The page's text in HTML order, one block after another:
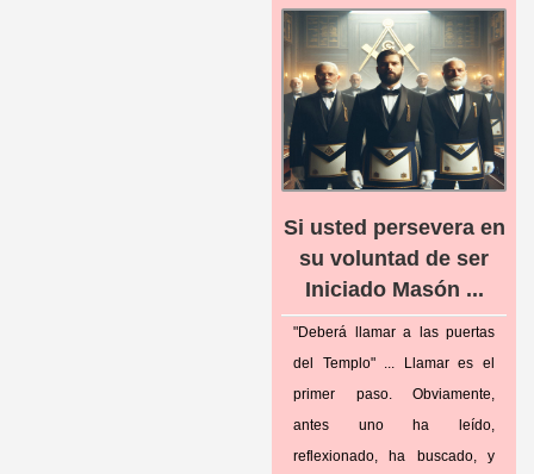
Si usted persevera en
su voluntad de ser
Iniciado Masón ...
"Deberá llamar a las puertas
del Templo" ... Llamar es el
primer paso. Obviamente,
antes uno ha leído,
reflexionado, ha buscado, y